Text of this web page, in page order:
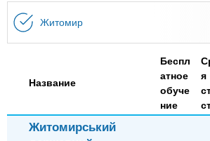
n
t
а
Онлайн курсы
За рубежом
Житомир
Название
Беспл
атное
обуче
ние
я
Житомирський